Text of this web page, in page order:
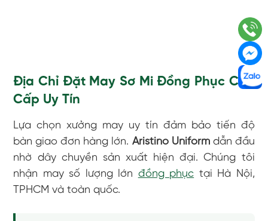
Địa Chỉ Đặt May Sơ Mi Đồng Phục Cao
Cấp Uy Tín
Lựa chọn xưởng may uy tín đảm bảo tiến độ
bàn giao đơn hàng lớn. Aristino Uniformdẫn đầu
nhờ dây chuyền sản xuất hiện đại. Chúng tôi
nhận may số lượng lớn đồng phục tại Hà Nội,
TPHCM và toàn quốc.